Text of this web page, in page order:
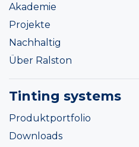
Akademie
Projekte
Nachhaltig
Über Ralston
Tinting systems
Produktportfolio
Downloads